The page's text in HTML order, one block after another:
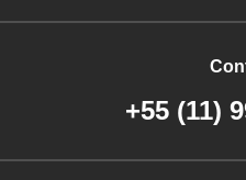
+55 (11)